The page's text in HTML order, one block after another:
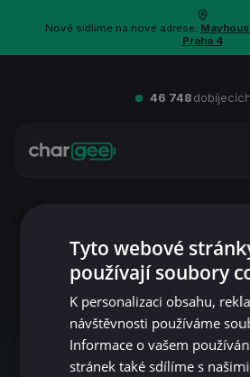
Nově sídlíme na nové adrese:
Praha 4
46 748
Tyto webové
používají soubory
K personalizaci obsahu,
návštěvnosti používáme
Informace o vašem
stránek také sdílíme s